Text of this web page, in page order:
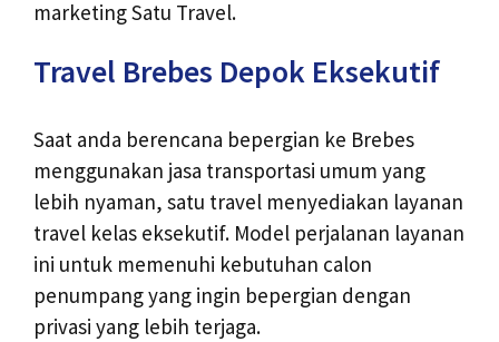
marketing Satu Travel.
Travel Brebes Depok Eksekutif
Saat anda berencana bepergian ke Brebes
menggunakan jasa transportasi umum yang
lebih nyaman, satu travel menyediakan layanan
travel kelas eksekutif. Model perjalanan layanan
ini untuk memenuhi kebutuhan calon
penumpang yang ingin bepergian dengan
privasi yang lebih terjaga.